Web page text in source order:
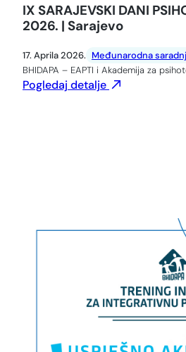
IX SARAJEVSKI DANI
2026. | Sarajevo
17. Aprila 2026. Međunarodna
BHIDAPA – EAPTI i Akademija za
Pogledaj detalje